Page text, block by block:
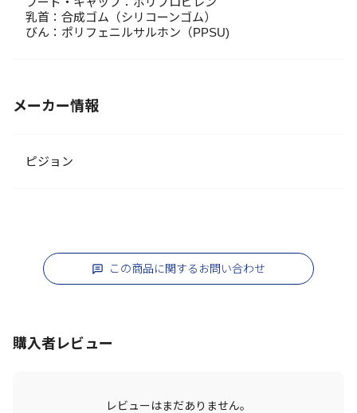
乳首：合成ゴム（シリコーンゴム）
びん：ポリフェニルサルホン（PPSU)
メーカー情報
ピジョン
この商品に関するお問い合わせ
購入者レビュー
レビューはまだありません。